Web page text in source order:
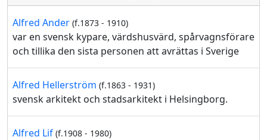
Alfred Ander (f.1873 - 1910)
var en svensk kypare, värdshusvärd, spårvagnsförare
och tillika den sista personen att avrättas i Sverige
Alfred Hellerström (f.1863 - 1931)
svensk arkitekt och stadsarkitekt i Helsingborg.
Alfred Lif (f.1908 - 1980)